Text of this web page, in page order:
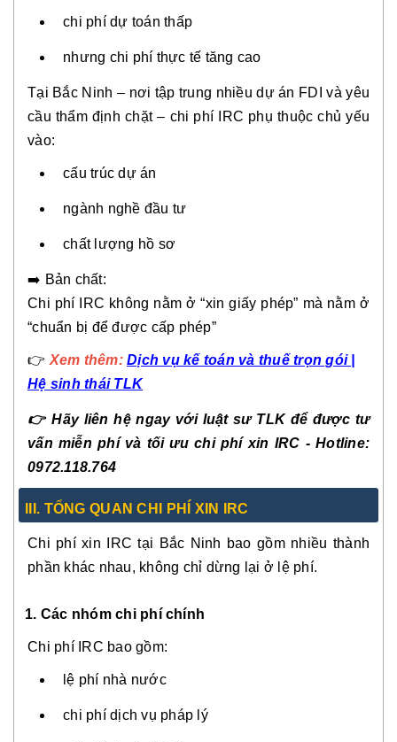
chi phí dự toán thấp
nhưng chi phí thực tế tăng cao
Tại Bắc Ninh – nơi tập trung nhiều dự án FDI và yêu
cầu thẩm định chặt – chi phí IRC phụ thuộc chủ yếu
vào:
cấu trúc dự án
ngành nghề đầu tư
chất lượng hồ sơ
➡️ Bản chất:
Chi phí IRC không nằm ở “xin giấy phép” mà nằm ở
“chuẩn bị để được cấp phép”
👉 Xem thêm: Dịch vụ kế toán và thuế trọn gói |
Hệ sinh thái TLK
👉 Hãy liên hệ ngay với luật sư TLK để được tư
vấn miễn phí và tối ưu chi phí xin IRC - Hotline:
0972.118.764
III. TỔNG QUAN CHI PHÍ XIN IRC
Chi phí xin IRC tại Bắc Ninh bao gồm nhiều thành
phần khác nhau, không chỉ dừng lại ở lệ phí.
1. Các nhóm chi phí chính
Chi phí IRC bao gồm:
lệ phí nhà nước
chi phí dịch vụ pháp lý